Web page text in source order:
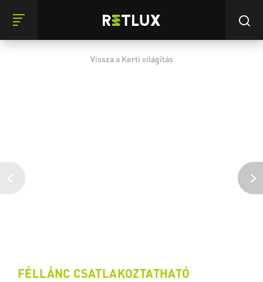
Vissza a Kerti világítás
FÉLLÁNC CSATLAKOZTATHATÓ